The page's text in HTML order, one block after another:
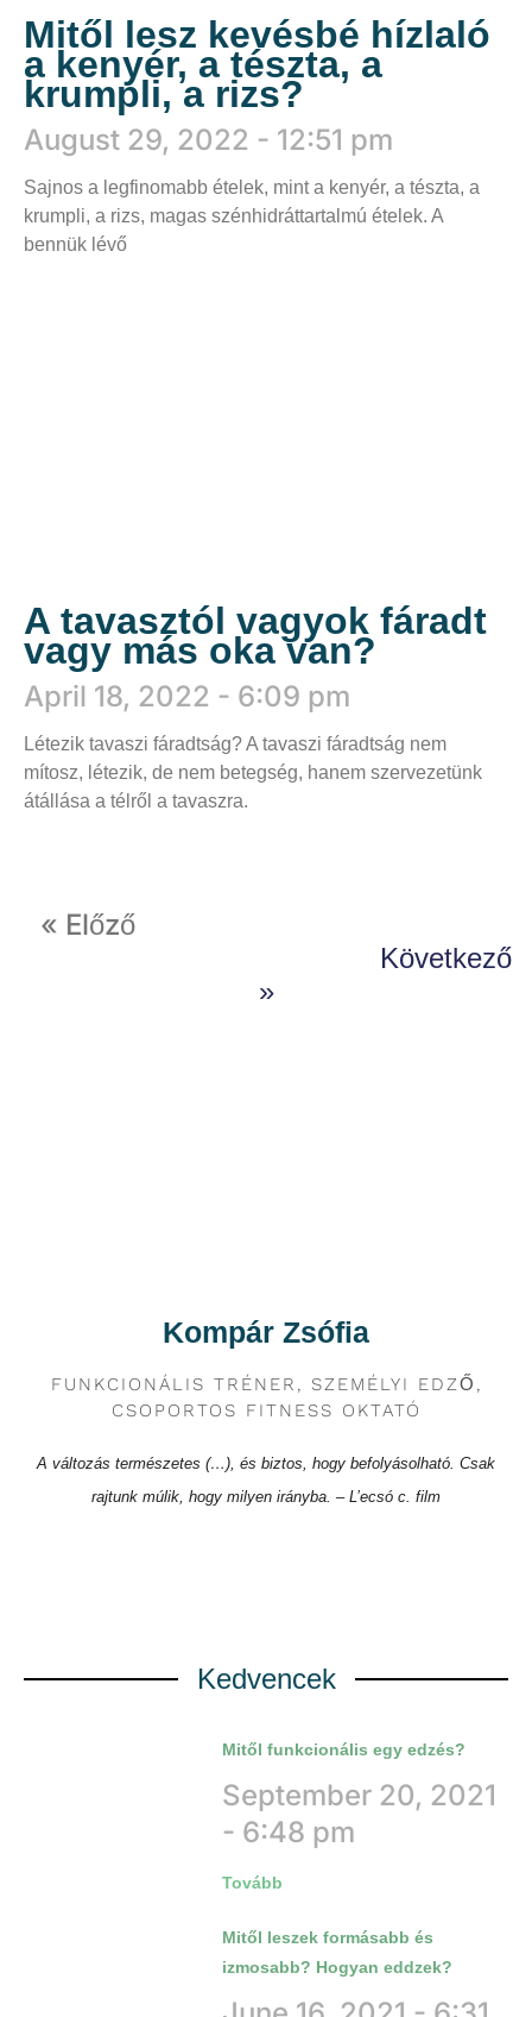
Mitől lesz kevésbé hízlaló
a kenyér, a tészta, a
krumpli, a rizs?
August 29, 2022 12:51 pm
Sajnos a legfinomabb ételek, mint a kenyér, a tészta, a
krumpli, a rizs, magas szénhidráttartalmú ételek. A
bennük lévő
A tavasztól vagyok fáradt
vagy más oka van?
April 18, 2022 6:09 pm
Létezik tavaszi fáradtság? A tavaszi fáradtság nem
mítosz, létezik, de nem betegség, hanem szervezetünk
átállása a télről a tavaszra.
« Előző
Következő
»
Kompár Zsófia
FUNKCIONÁLIS TRÉNER, SZEMÉLYI EDZŐ,
CSOPORTOS FITNESS OKTATÓ
A változás természetes (…), és biztos, hogy befolyásolható. Csak
rajtunk múlik, hogy milyen irányba. – L’ecsó c. film
Kedvencek
Mitől funkcionális egy edzés?
September 20, 2021
6:48 pm
Tovább
Mitől leszek formásabb és
izmosabb? Hogyan eddzek?